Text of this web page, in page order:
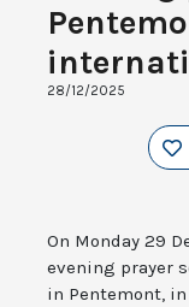
28/12/2025
On Monday 29
evening prayer
in Pentemont,